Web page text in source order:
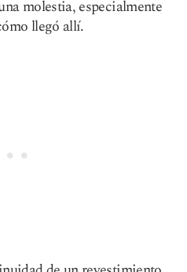
molestia, especialmente
llegó allí.